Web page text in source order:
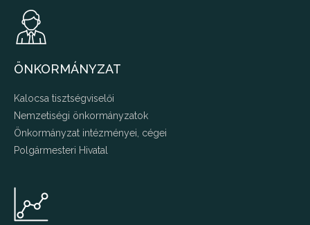
ÖNKORMÁNYZAT
Kalocsa tisztségviselői
Nemzetiségi önkormányzatok
Önkormányzat intézményei, cégei
Polgármesteri Hivatal